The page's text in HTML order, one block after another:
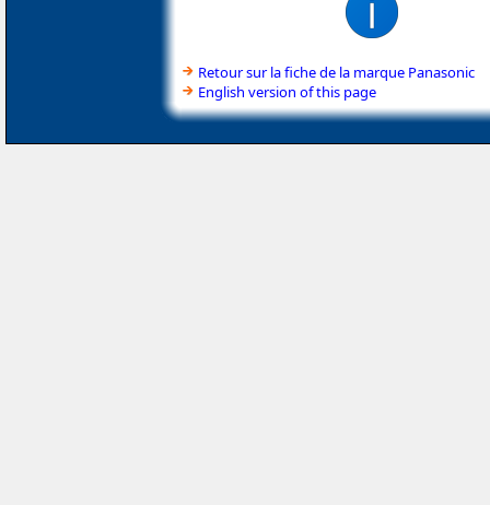
Retour sur la fiche de la marque Panasonic
English version of this page